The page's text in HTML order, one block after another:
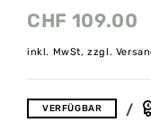
CHF 109.00
inkl. MwSt, zzgl.
VERFÜGBAR